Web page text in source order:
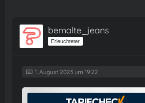
bemalte_jeans
Erleuchteter
1. August 2023 um 19:22